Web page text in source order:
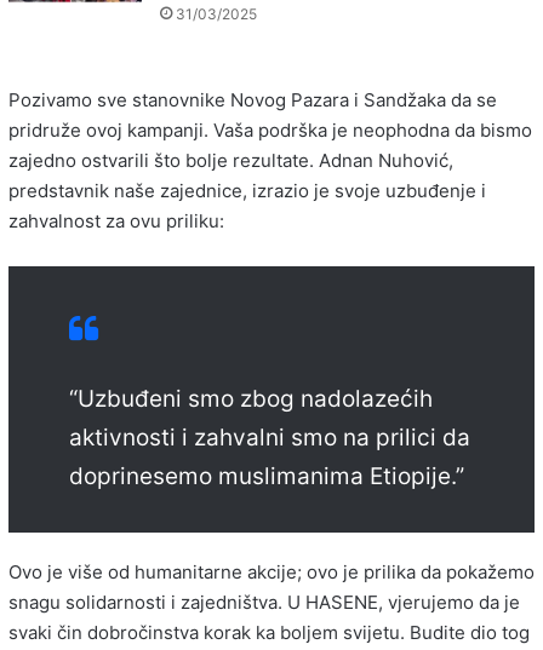
31/03/2025
Pozivamo sve stanovnike Novog Pazara i Sandžaka da se
pridruže ovoj kampanji. Vaša podrška je neophodna da bismo
zajedno ostvarili što bolje rezultate. Adnan Nuhović,
predstavnik naše zajednice, izrazio je svoje uzbuđenje i
zahvalnost za ovu priliku:
“Uzbuđeni smo zbog nadolazećih
aktivnosti i zahvalni smo na prilici da
doprinesemo muslimanima Etiopije.”
Ovo je više od humanitarne akcije; ovo je prilika da pokažemo
snagu solidarnosti i zajedništva. U HASENE, vjerujemo da je
svaki čin dobročinstva korak ka boljem svijetu. Budite dio tog